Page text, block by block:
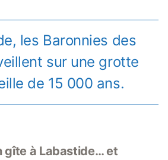
les Baronnies des
sur une grotte
de 15 000 ans.
gîte à Labastide… et